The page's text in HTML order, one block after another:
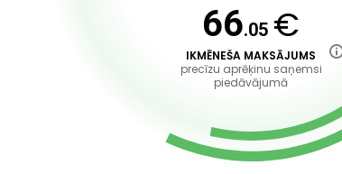
66.05 €
IKMĒNEŠA MAKSĀJUMS
precīzu aprēķinu saņemsi
piedāvājumā